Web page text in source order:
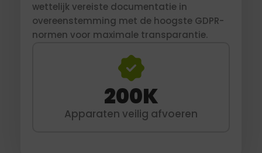
wettelijk vereiste documentatie in
overeenstemming met de hoogste GDPR-
normen voor maximale transparantie.
Apparaten veilig afvoeren
200K